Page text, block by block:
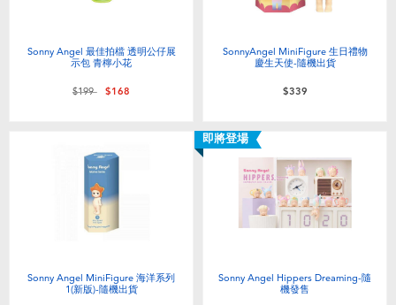
Sonny Angel 最佳拍檔 透明公仔展
示包 青檸小花
價格從
$199至$168
SonnyAngel MiniFigure 生日禮物
慶生天使-隨機出貨
$339
Sonny Angel MiniFigure 海洋系列
1(新版)-隨機出貨
即將登場
Sonny Angel Hippers Dreaming-隨
機發售